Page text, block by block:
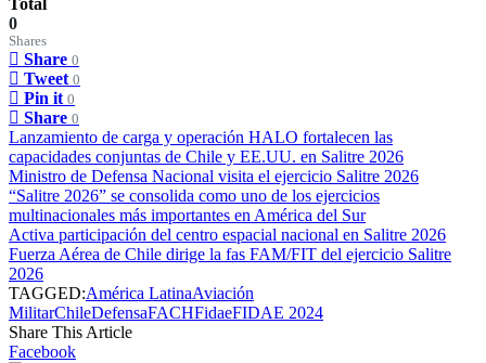
Total
0
Shares
Share 0
Tweet 0
Pin it 0
Share 0
Lanzamiento de carga y operación HALO fortalecen las
capacidades conjuntas de Chile y EE.UU. en Salitre 2026
Ministro de Defensa Nacional visita el ejercicio Salitre 2026
“Salitre 2026” se consolida como uno de los ejercicios
multinacionales más importantes en América del Sur
Activa participación del centro espacial nacional en Salitre 2026
Fuerza Aérea de Chile dirige la fas FAM/FIT del ejercicio Salitre
2026
TAGGED:América LatinaAviación
MilitarChileDefensaFACHFidaeFIDAE 2024
Share This Article
Facebook